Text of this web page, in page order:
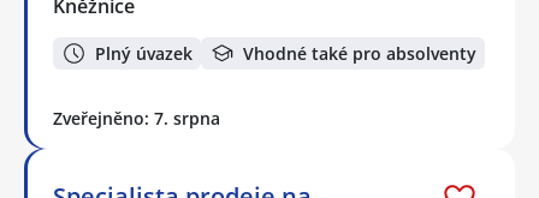
Kněžnice
Plný úvazek Vhodné také pro absolventy
Zveřejněno: 7. srpna